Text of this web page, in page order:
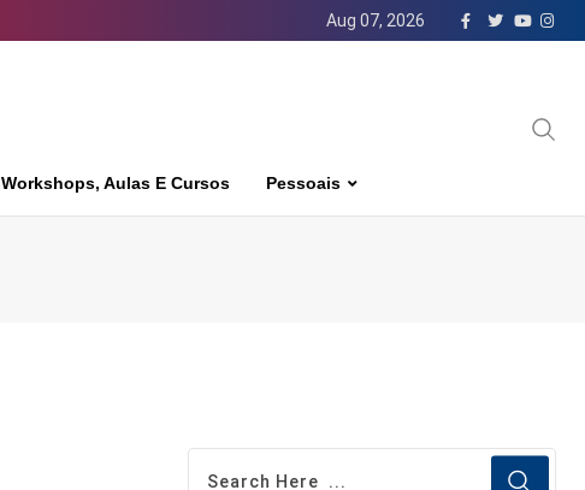
Aug 07, 2026
Workshops, Aulas E Cursos Pessoais